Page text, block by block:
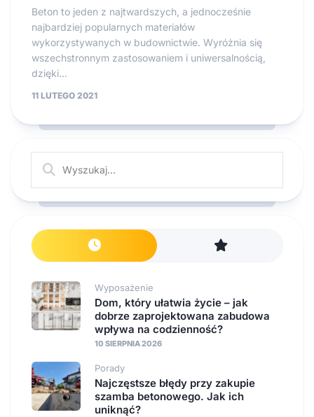
Beton to jeden z najtwardszych, a jednocześnie
najbardziej popularnych materiałów
wykorzystywanych w budownictwie. Wyróżnia się
wszechstronnym zastosowaniem i uniwersalnością,
dzięki...
11 LUTEGO 2021
Wyposażenie
Dom, który ułatwia życie – jak
dobrze zaprojektowana zabudowa
wpływa na codzienność?
10 SIERPNIA 2026
Porady
Najczęstsze błędy przy zakupie
szamba betonowego. Jak ich
uniknąć?